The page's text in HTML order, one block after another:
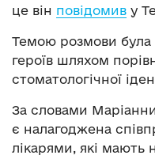
це він повідомив у
Темою розмови була
героїв шляхом
стоматологічної
За словами Маріанни
є налагоджена
лікарями, які мають